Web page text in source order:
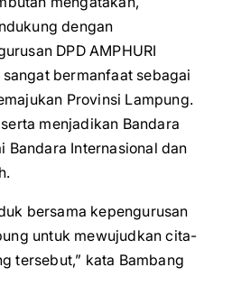
dengan
DPD AMPHURI
bermanfaat sebagai
Provinsi Lampung.
menjadikan Bandara
Bandara Internasional dan
bersama kepengurusan
untuk mewujudkan cita-
tersebut,” kata Bambang